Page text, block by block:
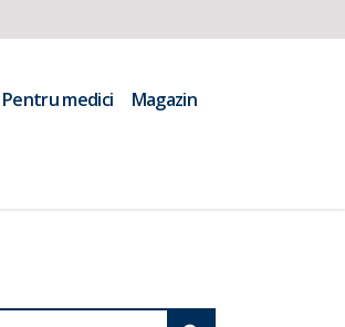
Pentru medici
Magazin